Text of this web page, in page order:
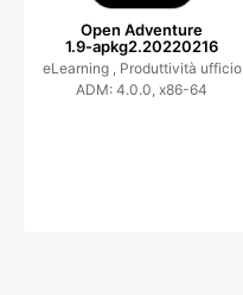
Open Adventure
1.9-apkg2.20220216
eLearning , Produttività ufficio
ADM: 4.0.0, x86-64